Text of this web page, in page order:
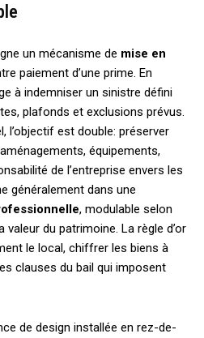
un mécanisme de mise en
paiement d’une prime. En
à indemniser un sinistre défini
plafonds et exclusions prévus.
l’objectif est double: préserver
équipements,
de l’entreprise envers les
généralement dans une
, modulable selon
valeur du patrimoine. La règle d’or
le local, chiffrer les biens à
clauses du bail qui imposent
de design installée en rez-de-